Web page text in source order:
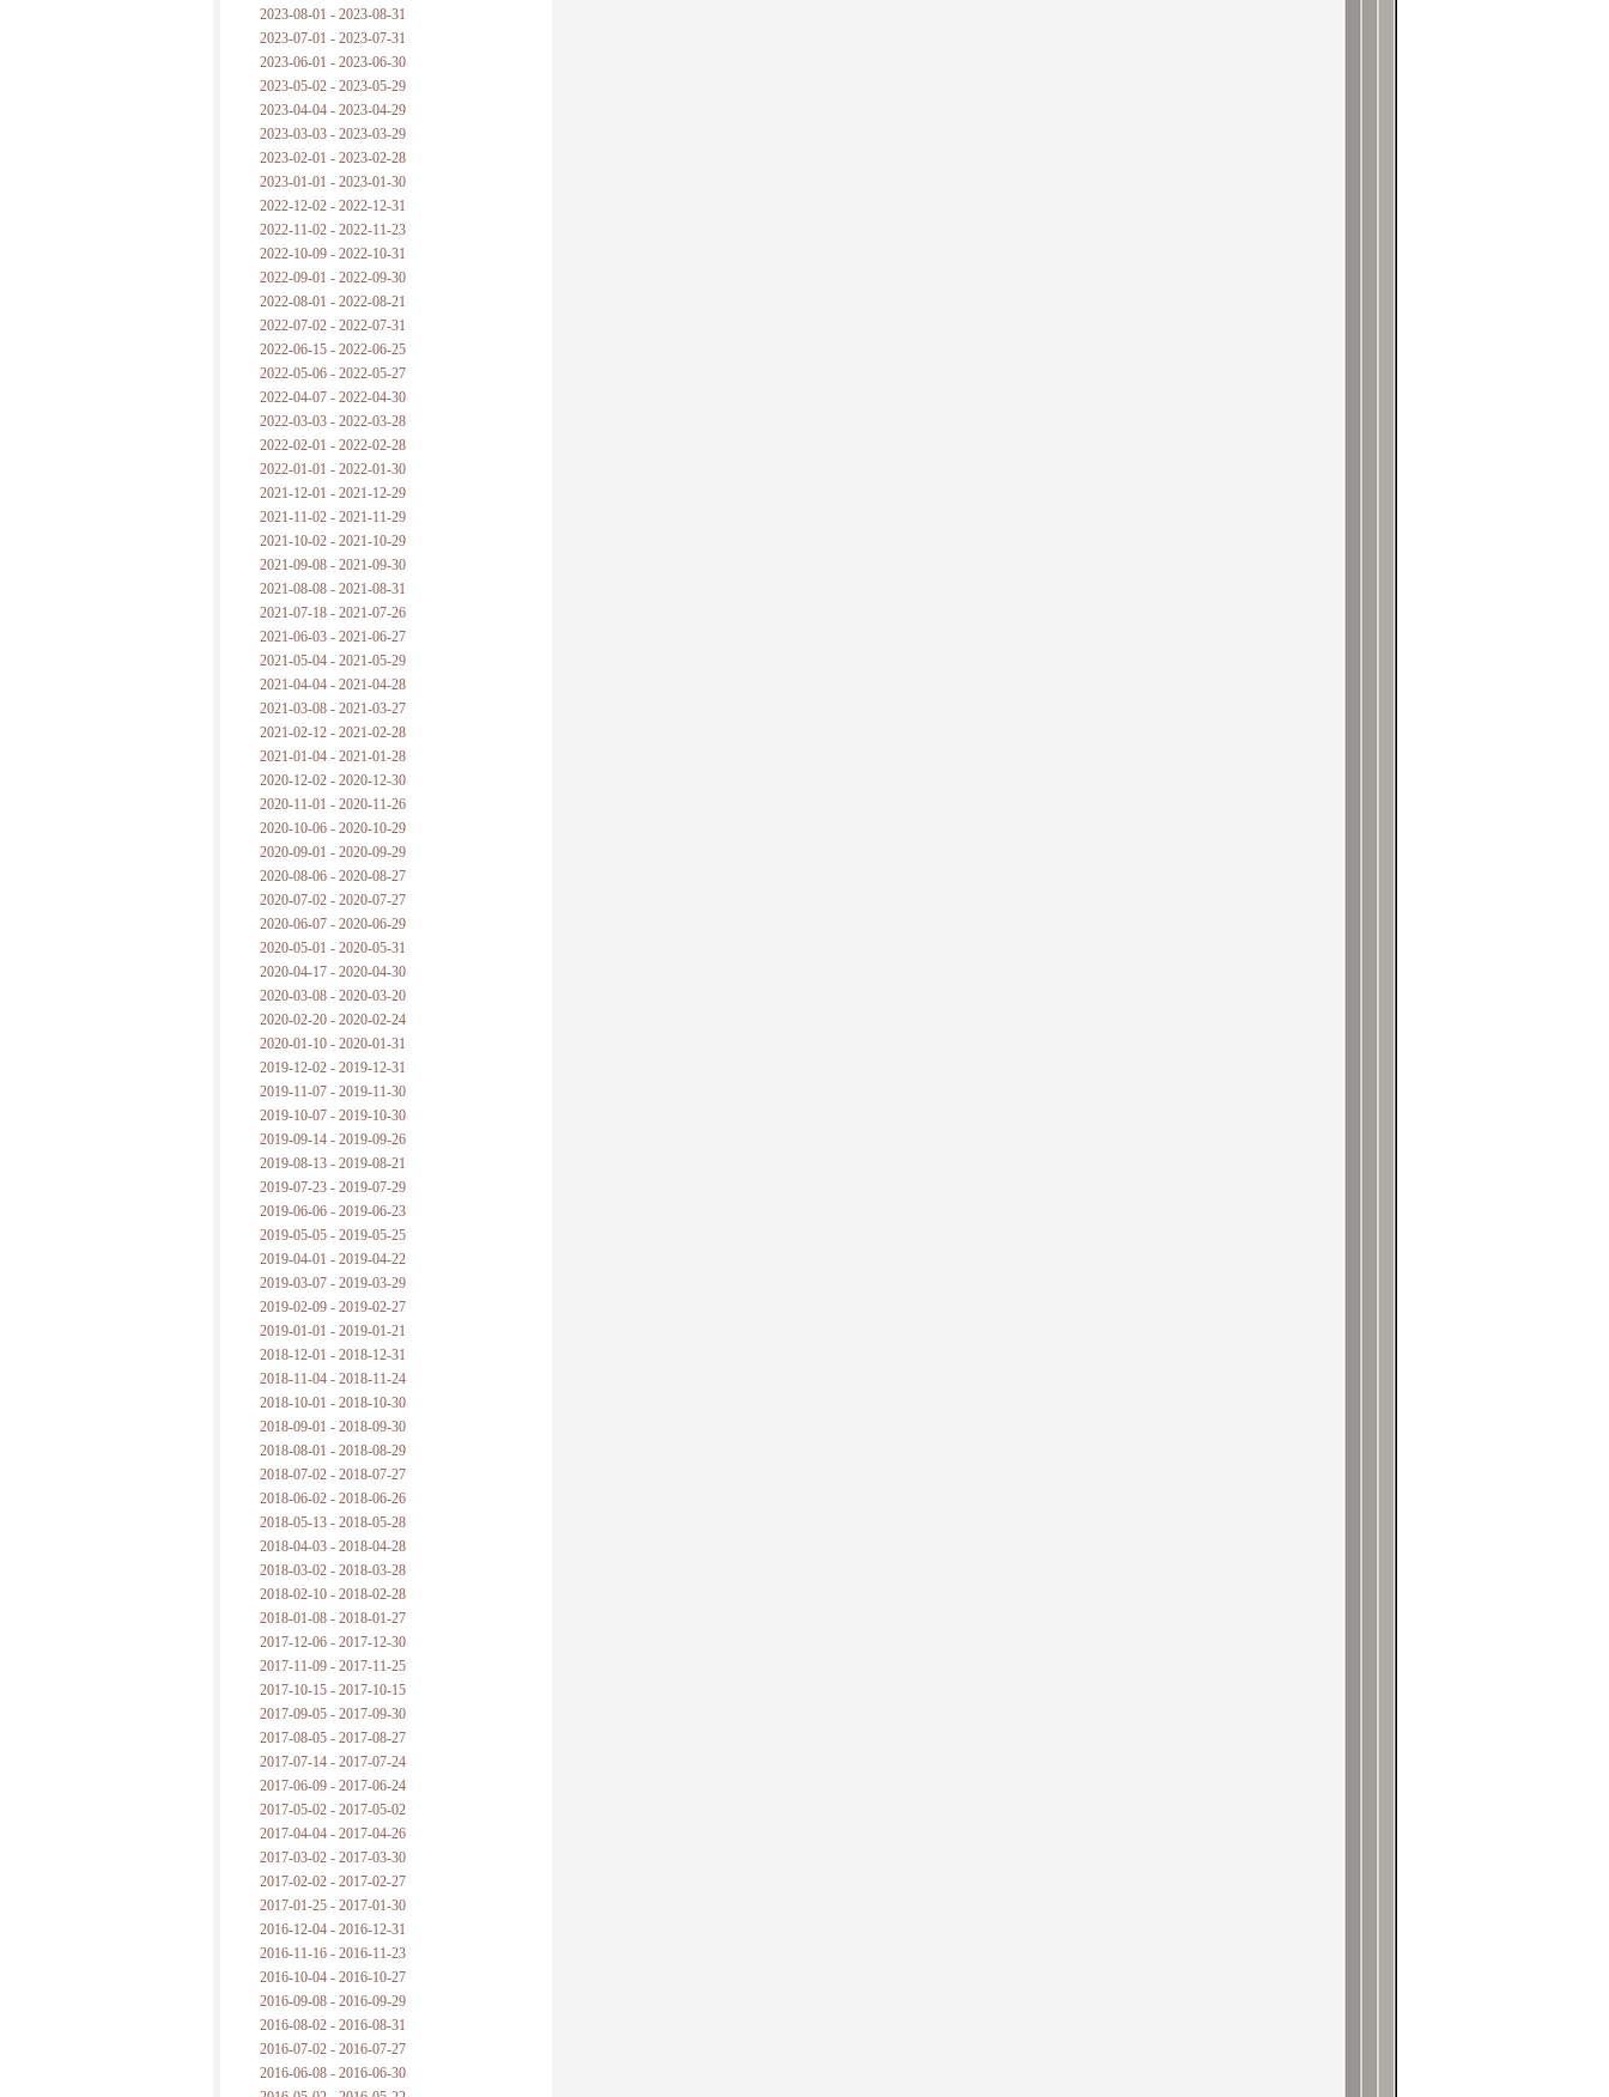
2023-08-01 - 2023-08-31
2023-07-01 - 2023-07-31
2023-06-01 - 2023-06-30
2023-05-02 - 2023-05-29
2023-04-04 - 2023-04-29
2023-03-03 - 2023-03-29
2023-02-01 - 2023-02-28
2023-01-01 - 2023-01-30
2022-12-02 - 2022-12-31
2022-11-02 - 2022-11-23
2022-10-09 - 2022-10-31
2022-09-01 - 2022-09-30
2022-08-01 - 2022-08-21
2022-07-02 - 2022-07-31
2022-06-15 - 2022-06-25
2022-05-06 - 2022-05-27
2022-04-07 - 2022-04-30
2022-03-03 - 2022-03-28
2022-02-01 - 2022-02-28
2022-01-01 - 2022-01-30
2021-12-01 - 2021-12-29
2021-11-02 - 2021-11-29
2021-10-02 - 2021-10-29
2021-09-08 - 2021-09-30
2021-08-08 - 2021-08-31
2021-07-18 - 2021-07-26
2021-06-03 - 2021-06-27
2021-05-04 - 2021-05-29
2021-04-04 - 2021-04-28
2021-03-08 - 2021-03-27
2021-02-12 - 2021-02-28
2021-01-04 - 2021-01-28
2020-12-02 - 2020-12-30
2020-11-01 - 2020-11-26
2020-10-06 - 2020-10-29
2020-09-01 - 2020-09-29
2020-08-06 - 2020-08-27
2020-07-02 - 2020-07-27
2020-06-07 - 2020-06-29
2020-05-01 - 2020-05-31
2020-04-17 - 2020-04-30
2020-03-08 - 2020-03-20
2020-02-20 - 2020-02-24
2020-01-10 - 2020-01-31
2019-12-02 - 2019-12-31
2019-11-07 - 2019-11-30
2019-10-07 - 2019-10-30
2019-09-14 - 2019-09-26
2019-08-13 - 2019-08-21
2019-07-23 - 2019-07-29
2019-06-06 - 2019-06-23
2019-05-05 - 2019-05-25
2019-04-01 - 2019-04-22
2019-03-07 - 2019-03-29
2019-02-09 - 2019-02-27
2019-01-01 - 2019-01-21
2018-12-01 - 2018-12-31
2018-11-04 - 2018-11-24
2018-10-01 - 2018-10-30
2018-09-01 - 2018-09-30
2018-08-01 - 2018-08-29
2018-07-02 - 2018-07-27
2018-06-02 - 2018-06-26
2018-05-13 - 2018-05-28
2018-04-03 - 2018-04-28
2018-03-02 - 2018-03-28
2018-02-10 - 2018-02-28
2018-01-08 - 2018-01-27
2017-12-06 - 2017-12-30
2017-11-09 - 2017-11-25
2017-10-15 - 2017-10-15
2017-09-05 - 2017-09-30
2017-08-05 - 2017-08-27
2017-07-14 - 2017-07-24
2017-06-09 - 2017-06-24
2017-05-02 - 2017-05-02
2017-04-04 - 2017-04-26
2017-03-02 - 2017-03-30
2017-02-02 - 2017-02-27
2017-01-25 - 2017-01-30
2016-12-04 - 2016-12-31
2016-11-16 - 2016-11-23
2016-10-04 - 2016-10-27
2016-09-08 - 2016-09-29
2016-08-02 - 2016-08-31
2016-07-02 - 2016-07-27
2016-06-08 - 2016-06-30